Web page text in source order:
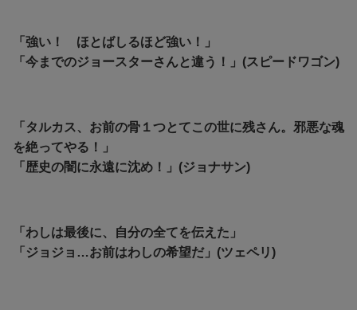
「強い！ ほとばしるほど強い！」
「 今までのジョースターさんと違う！」(スピードワゴン)
「タルカス、お前の骨１つとてこの世に残さん。邪悪な魂
を絶ってやる！」
「歴史の闇に永遠に沈め！」(ジョナサン)
「わしは最後に、自分の全てを伝えた」
「ジョジョ…お前はわしの希望だ」(ツェペリ)